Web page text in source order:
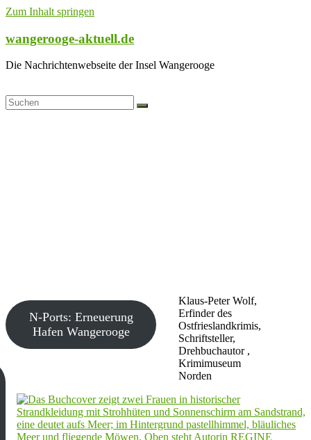
Zum Inhalt springen
wangerooge-aktuell.de
Die Nachrichtenwebseite der Insel Wangerooge
Klaus-Peter Wolf,
Erfinder des
Ostfrieslandkrimis,
Schriftsteller,
Drehbuchautor ,
Krimimuseum
Norden
N-Ports: Erneuerung
Hafen Wangerooge